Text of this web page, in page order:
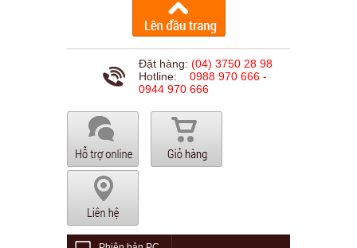
Đặt hàng: (04) 3750 28 98
Hotline: 0988 970 666 -
0944 970 666